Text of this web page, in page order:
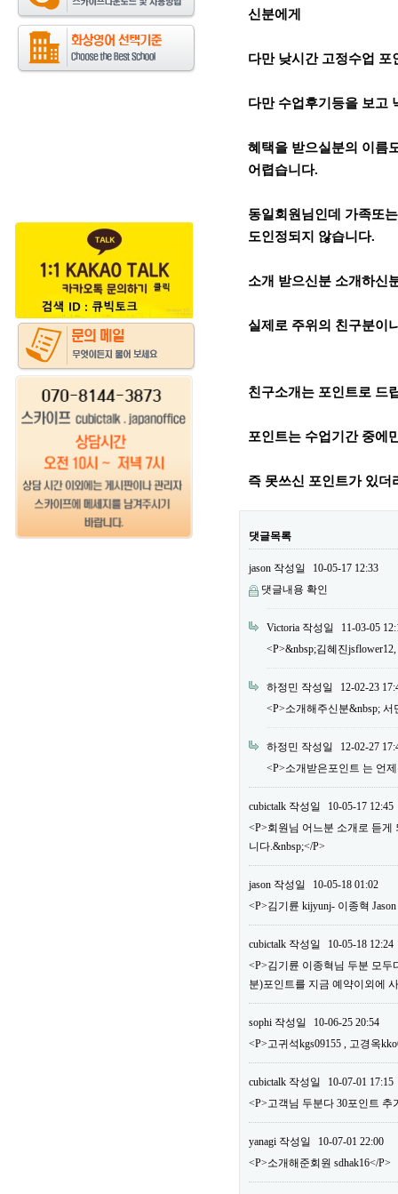
신분에게
다만 낮시간 고정수업 포
다만 수업후기등을 보
혜택을 받으실분의 이름
어렵습니다.
동일회원님인데 가족또
도인정되지 않습니다.
소개 받으신분 소개하신
실제로 주위의 친구분이
친구소개는 포인트로 드
포인트는 수업기간 중에
즉 못쓰신 포인트가 있더
댓글목록
jason 작성일
10-05-17 12:33
댓글내용 확인
Victoria 작성일
11-03-05
<P>&nbsp;김혜진
하정민 작성일
12-02-23
<P>소개해주신분&nbsp; 서
하정민 작성일
12-02-27
<P>소개받은포인트 는 언
cubictalk 작성일
10-05-17 12:45
<P>회원님 어느분 소개로 듣
니다.&nbsp;</P>
jason 작성일
10-05-18 01:02
<P>김기륜 kijyunj- 이종혁
cubictalk 작성일
10-05-18 12:24
<P>김기륜 이종혁님 두분 모두
분)포인트를 지금 예약이외에
sophi 작성일
10-06-25 20:54
<P>고귀석kgs09155 , 고경옥
cubictalk 작성일
10-07-01 17:15
<P>고객님 두분다 30포인트 추
yanagi 작성일
10-07-01 22:00
<P>소개해준회원 sdhak16</P>